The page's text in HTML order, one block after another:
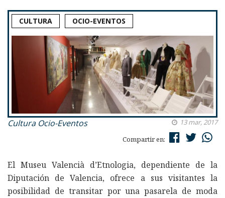
CULTURA OCIO-EVENTOS
Cultura Ocio-Eventos
13 mar, 2017
Compartir en:
El Museu Valencià d’Etnologia, dependiente de la
Diputación de Valencia, ofrece a sus visitantes la
posibilidad de transitar por una pasarela de moda